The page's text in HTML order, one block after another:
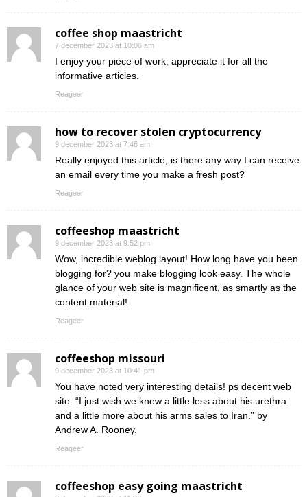
coffee shop maastricht
7 december 2023 at 10:06 am
I enjoy your piece of work, appreciate it for all the
informative articles.
Reageer
how to recover stolen cryptocurrency
9 december 2023 at 7:46 am
Really enjoyed this article, is there any way I can receive
an email every time you make a fresh post?
Reageer
coffeeshop maastricht
9 december 2023 at 9:52 pm
Wow, incredible weblog layout! How long have you been
blogging for? you make blogging look easy. The whole
glance of your web site is magnificent, as smartly as the
content material!
Reageer
coffeeshop missouri
9 december 2023 at 10:41 pm
You have noted very interesting details! ps decent web
site. “I just wish we knew a little less about his urethra
and a little more about his arms sales to Iran.” by
Andrew A. Rooney.
Reageer
coffeeshop easy going maastricht